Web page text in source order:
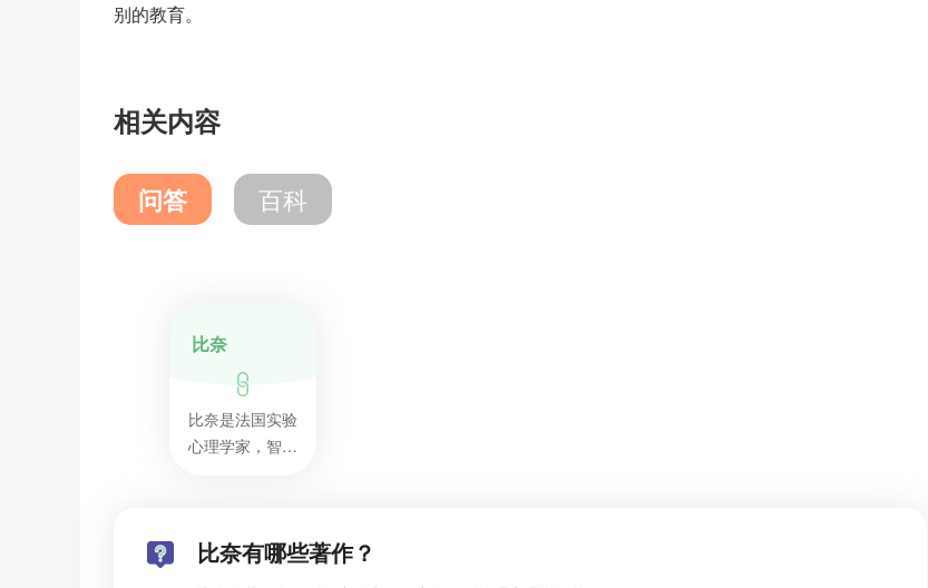
别的教育。
相关内容
问答 百科
比奈
比奈是法国实验
心理学家，智力
后世产生深远影
比奈有哪些著作？